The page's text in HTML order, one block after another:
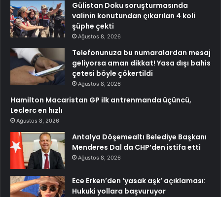
Gülistan Doku soruşturmasında
valinin konutundan çıkarılan 4 koli
şüphe çekti
Ağustos 8, 2026
Telefonunuza bu numaralardan mesaj
geliyorsa aman dikkat! Yasa dışı bahis
çetesi böyle çökertildi
Ağustos 8, 2026
Hamilton Macaristan GP ilk antrenmanda üçüncü,
Leclerc en hızlı
Ağustos 8, 2026
Antalya Döşemealtı Belediye Başkanı
Menderes Dal da CHP’den istifa etti
Ağustos 8, 2026
Ece Erken’den ‘yasak aşk’ açıklaması:
Hukuki yollara başvuruyor